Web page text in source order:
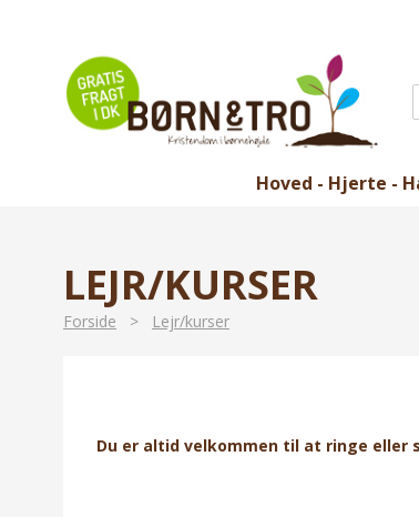
Hoved - Hjerte -
LEJR/KURSER
Forside > Lejr/kurser
Du er altid velkommen til at ringe eller